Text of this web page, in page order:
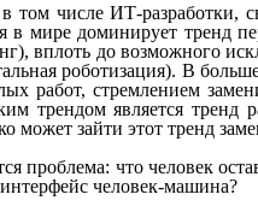
том числе ИТ-разработки,
в мире доминирует тренд
вплоть до возможного
роботизация). В
работ, стремлением
трендом является тренд
может зайти этот тренд
проблема: что человек
человек-машина?